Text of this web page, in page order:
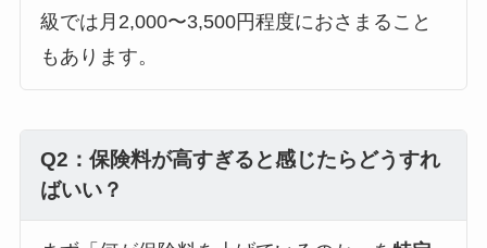
級では月2,000〜3,500円程度におさまること
もあります。
Q2：保険料が高すぎると感じたらどうすれ
ばいい？